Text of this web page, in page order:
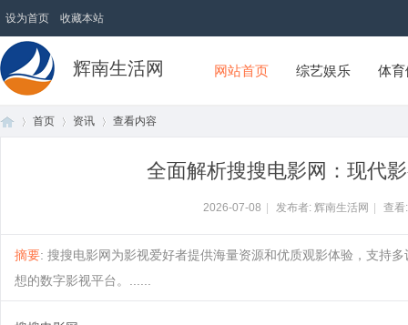
设为首页 收藏本站
辉南生活网 网站首页 综艺娱乐 体
首页 资讯 查看内容
全面解析搜搜电影网：现代
2026-07-08 发布者: 辉南生活网 查
摘要: 搜搜电影网为影视爱好者提供海量资源和优质观影体验，支持
想的数字影视平台。......